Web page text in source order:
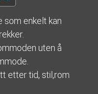
som enkelt kan
uten å
etter tid, stil,rom